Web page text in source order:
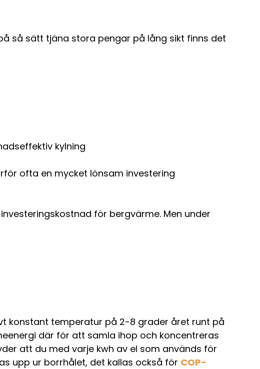
så sätt tjäna stora pengar på lång sikt finns det
kylning
ofta en mycket lönsam investering
för bergvärme. Men under
konstant temperatur på 2-8 grader året runt på
där för att samla ihop och koncentreras
att du med varje kwh av el som används för
upp ur borrhålet, det kallas också för COP-